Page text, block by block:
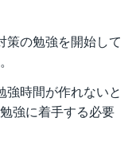
策の勉強を開始して
時間が作れないと
強に着手する必要